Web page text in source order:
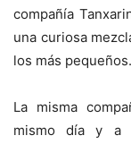
compañía
una curiosa
los más pequeños.
La misma
mismo día y a